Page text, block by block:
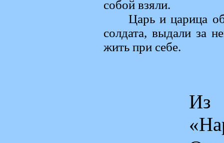
собой взяли.
Царь и царица
солдата, выдали за
жить при себе.
Из